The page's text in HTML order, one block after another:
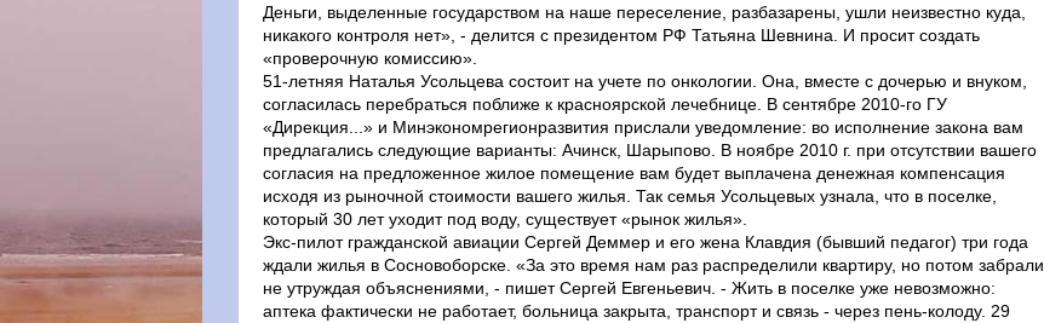
Деньги, выделенные государством на наше переселение, разбазарены, ушли неизвестно куда,
никакого контроля нет», - делится с президентом РФ Татьяна Шевнина. И просит создать
«проверочную комиссию».
51-летняя Наталья Усольцева состоит на учете по онкологии. Она, вместе с дочерью и внуком,
согласилась перебраться поближе к красноярской лечебнице. В сентябре 2010-го ГУ
«Дирекция...» и Минэкономрегионразвития прислали уведомление: во исполнение закона вам
предлагались следующие варианты: Ачинск, Шарыпово. В ноябре 2010 г. при отсутствии вашего
согласия на предложенное жилое помещение вам будет выплачена денежная компенсация
исходя из рыночной стоимости вашего жилья. Так семья Усольцевых узнала, что в поселке,
который 30 лет уходит под воду, существует «рынок жилья».
Экс-пилот гражданской авиации Сергей Деммер и его жена Клавдия (бывший педагог) три года
ждали жилья в Сосновоборске. «За это время нам раз распределили квартиру, но потом забрали,
не утруждая объяснениями, - пишет Сергей Евгеньевич. - Жить в поселке уже невозможно:
аптека фактически не работает, больница закрыта, транспорт и связь - через пень-колоду. 29